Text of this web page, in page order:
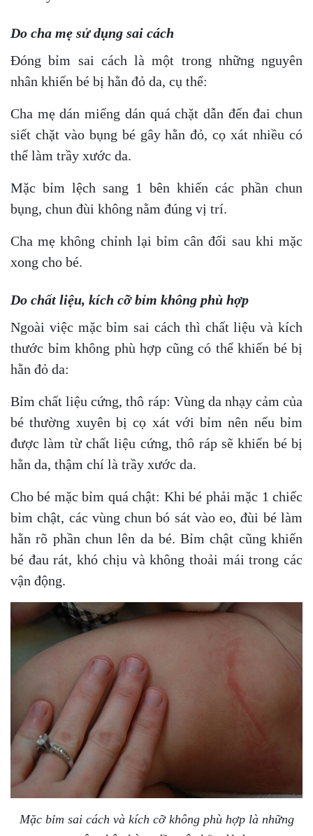
Do cha mẹ sử dụng sai cách
Đóng bỉm sai cách là một trong những nguyên
nhân khiến bé bị hằn đỏ da, cụ thể:
Cha mẹ dán miếng dán quá chặt dẫn đến đai chun
siết chặt vào bụng bé gây hằn đỏ, cọ xát nhiều có
thể làm trầy xước da.
Mặc bỉm lệch sang 1 bên khiến các phần chun
bụng, chun đùi không nằm đúng vị trí.
Cha mẹ không chỉnh lại bỉm cân đối sau khi mặc
xong cho bé.
Do chất liệu, kích cỡ bỉm không phù hợp
Ngoài việc mặc bỉm sai cách thì chất liệu và kích
thước bỉm không phù hợp cũng có thể khiến bé bị
hằn đỏ da:
Bỉm chất liệu cứng, thô ráp: Vùng da nhạy cảm của
bé thường xuyên bị cọ xát với bỉm nên nếu bỉm
được làm từ chất liệu cứng, thô ráp sẽ khiến bé bị
hằn da, thậm chí là trầy xước da.
Cho bé mặc bỉm quá chật: Khi bé phải mặc 1 chiếc
bỉm chật, các vùng chun bó sát vào eo, đùi bé làm
hằn rõ phần chun lên da bé. Bỉm chật cũng khiến
bé đau rát, khó chịu và không thoải mái trong các
vận động.
Mặc bỉm sai cách và kích cỡ không phù hợp là những